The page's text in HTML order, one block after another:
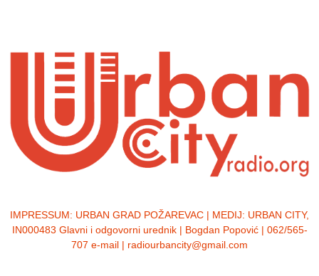
IMPRESSUM: URBAN GRAD POŽAREVAC | MEDIJ: URBAN CITY,
IN000483 Glavni i odgovorni urednik | Bogdan Popović | 062/565-
707 e-mail | radiourbancity@gmail.com